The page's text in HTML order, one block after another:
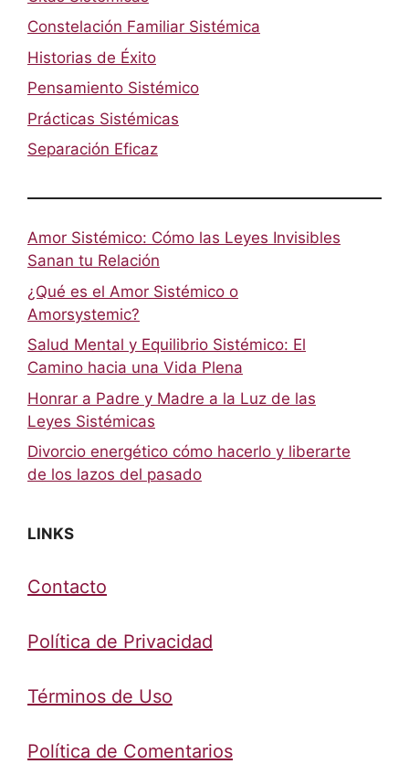
Constelación Familiar Sistémica
Historias de Éxito
Pensamiento Sistémico
Prácticas Sistémicas
Separación Eficaz
Amor Sistémico: Cómo las Leyes Invisibles
Sanan tu Relación
¿Qué es el Amor Sistémico o
Amorsystemic?
Salud Mental y Equilibrio Sistémico: El
Camino hacia una Vida Plena
Honrar a Padre y Madre a la Luz de las
Leyes Sistémicas
Divorcio energético cómo hacerlo y liberarte
de los lazos del pasado
LINKS
Contacto
Política de Privacidad
Términos de Uso
Política de Comentarios